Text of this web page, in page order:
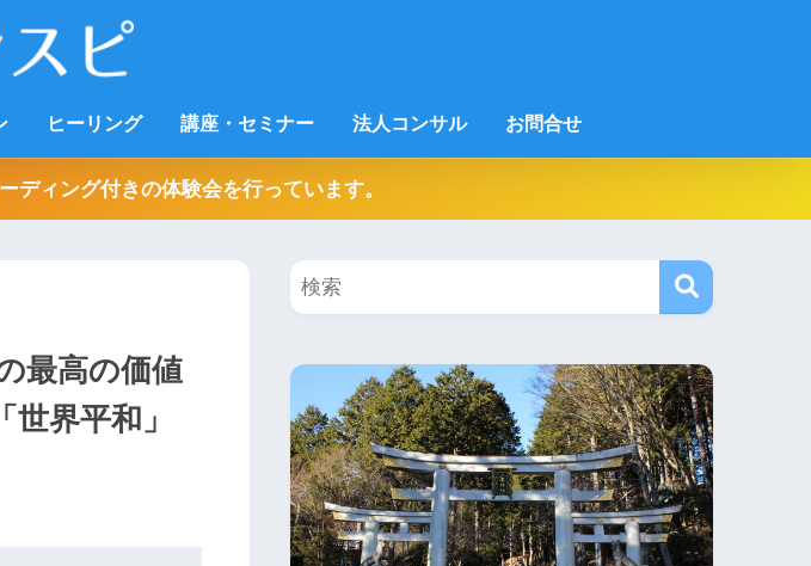
ヒーリング 講座・セミナー 法人コンサル お問合せ
ディング付きの体験会を行っています。
最高の価値
界平和」